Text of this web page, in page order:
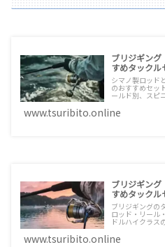
ブリジギング
すめタックル
シマノ製ロッド
のおすすめセッ
ールド別、スピ
で紹介。グラ
めての1本にもお
www.tsuribito.online
ブリジギング
すめタックル
ブリジギングの
ロッド・リール
ドルハイクラス
版セットを紹介し
www.tsuribito.online